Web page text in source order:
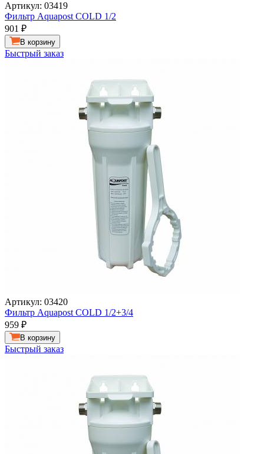
Артикул: 03419
Фильтр Aquapost COLD 1/2
901 ₽
В корзину
Быстрый заказ
Артикул: 03420
Фильтр Aquapost COLD 1/2+3/4
959 ₽
В корзину
Быстрый заказ